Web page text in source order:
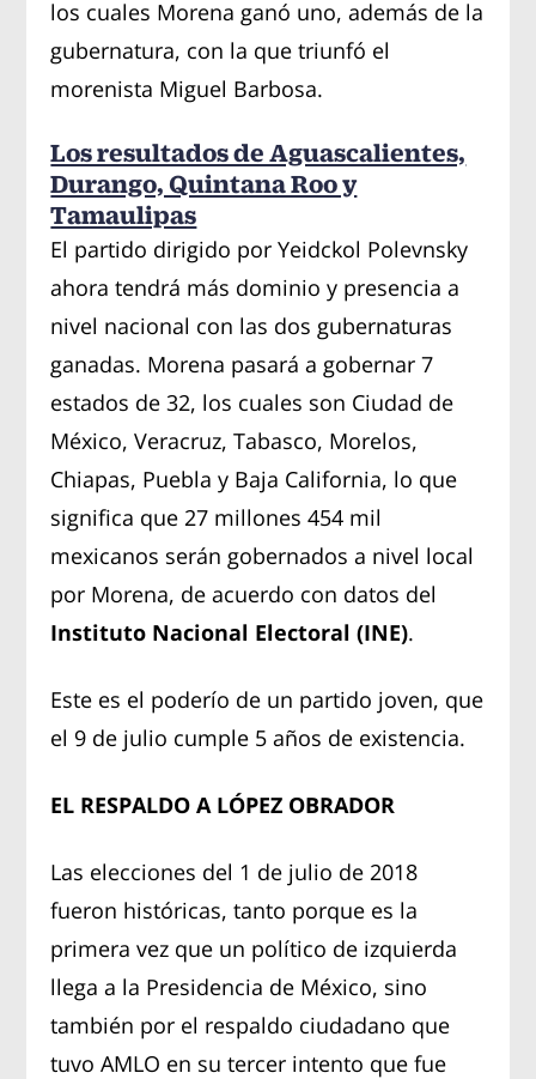
los cuales Morena ganó uno, además de la
gubernatura, con la que triunfó el
morenista Miguel Barbosa.
Los resultados de Aguascalientes,
Durango, Quintana Roo y
Tamaulipas
El partido dirigido por Yeidckol Polevnsky
ahora tendrá más dominio y presencia a
nivel nacional con las dos gubernaturas
ganadas. Morena pasará a gobernar 7
estados de 32, los cuales son Ciudad de
México, Veracruz, Tabasco, Morelos,
Chiapas, Puebla y Baja California, lo que
significa que 27 millones 454 mil
mexicanos serán gobernados a nivel local
por Morena, de acuerdo con datos del
Instituto Nacional Electoral (INE).
Este es el poderío de un partido joven, que
el 9 de julio cumple 5 años de existencia.
EL RESPALDO A LÓPEZ OBRADOR
Las elecciones del 1 de julio de 2018
fueron históricas, tanto porque es la
primera vez que un político de izquierda
llega a la Presidencia de México, sino
también por el respaldo ciudadano que
tuvo AMLO en su tercer intento que fue